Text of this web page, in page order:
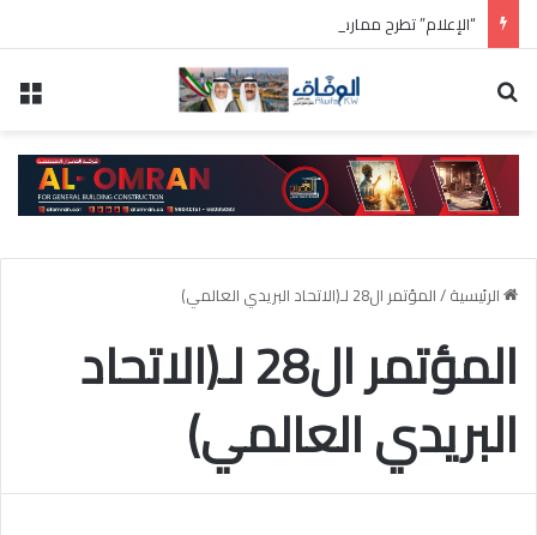
الرئيسية/المؤتمر ال28 لـ(الاتحاد البريدي العالمي)
المؤتمر ال28 لـ(الاتحاد
البريدي العالمي)